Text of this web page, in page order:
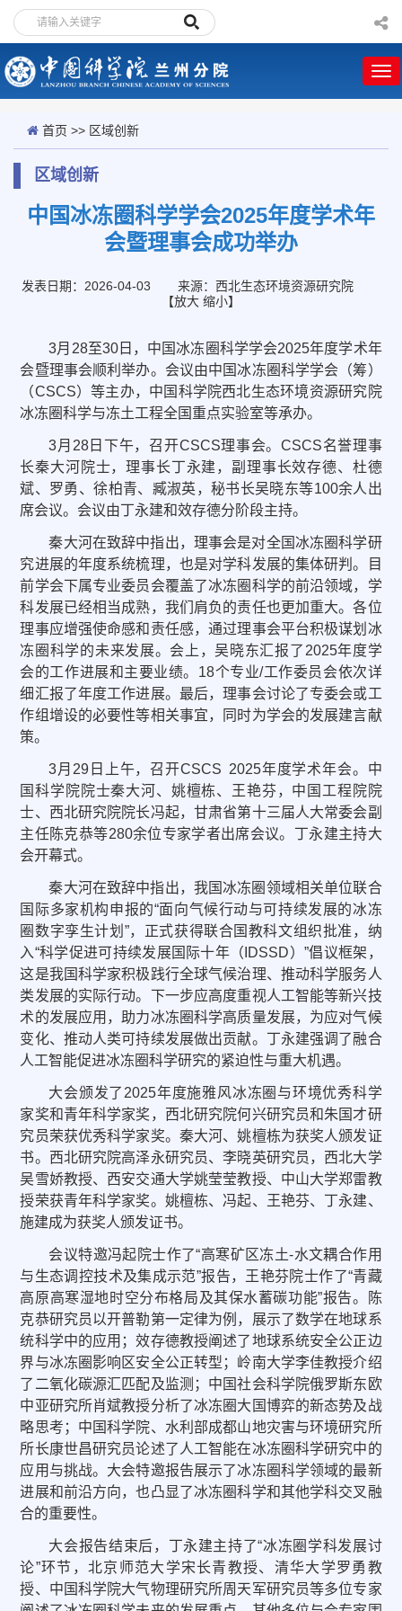
首页 >> 区域创新
区域创新
中国冰冻圈科学学会2025年度学术年
会暨理事会成功举办
发表日期：2026-04-03
来源：西北生态环境资源研究院
【放大 缩小】
3月28至30日，中国冰冻圈科学学会2025年度学术年
会暨理事会顺利举办。会议由中国冰冻圈科学学会（筹）
（CSCS）等主办，中国科学院西北生态环境资源研究院
冰冻圈科学与冻土工程全国重点实验室等承办。
3月28日下午，召开CSCS理事会。CSCS名誉理事
长秦大河院士，理事长丁永建，副理事长效存德、杜德
斌、罗勇、徐柏青、臧淑英，秘书长吴晓东等100余人出
席会议。会议由丁永建和效存德分阶段主持。
秦大河在致辞中指出，理事会是对全国冰冻圈科学研
究进展的年度系统梳理，也是对学科发展的集体研判。目
前学会下属专业委员会覆盖了冰冻圈科学的前沿领域，学
科发展已经相当成熟，我们肩负的责任也更加重大。各位
理事应增强使命感和责任感，通过理事会平台积极谋划冰
冻圈科学的未来发展。会上，吴晓东汇报了2025年度学
会的工作进展和主要业绩。18个专业/工作委员会依次详
细汇报了年度工作进展。最后，理事会讨论了专委会或工
作组增设的必要性等相关事宜，同时为学会的发展建言献
策。
3月29日上午，召开CSCS 2025年度学术年会。中
国科学院院士秦大河、姚檀栋、王艳芬，中国工程院院
士、西北研究院院长冯起，甘肃省第十三届人大常委会副
主任陈克恭等280余位专家学者出席会议。丁永建主持大
会开幕式。
秦大河在致辞中指出，我国冰冻圈领域相关单位联合
国际多家机构申报的“面向气候行动与可持续发展的冰冻
圈数字孪生计划”，正式获得联合国教科文组织批准，纳
入“科学促进可持续发展国际十年（IDSSD）”倡议框架，
这是我国科学家积极践行全球气候治理、推动科学服务人
类发展的实际行动。下一步应高度重视人工智能等新兴技
术的发展应用，助力冰冻圈科学高质量发展，为应对气候
变化、推动人类可持续发展做出贡献。丁永建强调了融合
人工智能促进冰冻圈科学研究的紧迫性与重大机遇。
大会颁发了2025年度施雅风冰冻圈与环境优秀科学
家奖和青年科学家奖，西北研究院何兴研究员和朱国才研
究员荣获优秀科学家奖。秦大河、姚檀栋为获奖人颁发证
书。西北研究院高泽永研究员、李晓英研究员，西北大学
吴雪娇教授、西安交通大学姚莹莹教授、中山大学郑雷教
授荣获青年科学家奖。姚檀栋、冯起、王艳芬、丁永建、
施建成为获奖人颁发证书。
会议特邀冯起院士作了“高寒矿区冻土-水文耦合作用
与生态调控技术及集成示范”报告，王艳芬院士作了“青藏
高原高寒湿地时空分布格局及其保水蓄碳功能”报告。陈
克恭研究员以开普勒第一定律为例，展示了数学在地球系
统科学中的应用；效存德教授阐述了地球系统安全公正边
界与冰冻圈影响区安全公正转型；岭南大学李佳教授介绍
了二氧化碳源汇匹配及监测；中国社会科学院俄罗斯东欧
中亚研究所肖斌教授分析了冰冻圈大国博弈的新态势及战
略思考；中国科学院、水利部成都山地灾害与环境研究所
所长康世昌研究员论述了人工智能在冰冻圈科学研究中的
应用与挑战。大会特邀报告展示了冰冻圈科学领域的最新
进展和前沿方向，也凸显了冰冻圈科学和其他学科交叉融
合的重要性。
大会报告结束后，丁永建主持了“冰冻圈学科发展讨
论”环节，北京师范大学宋长青教授、清华大学罗勇教
授、中国科学院大气物理研究所周天军研究员等多位专家